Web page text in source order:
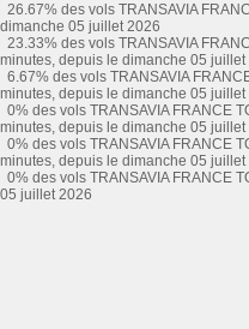
26.67% des vols TRANSAVIA
dimanche 05 juillet 2026
23.33% des vols TRANSAVIA
minutes, depuis le dimanche 05 juillet
6.67% des vols TRANSAVIA
minutes, depuis le dimanche 05 juillet
0% des vols TRANSAVIA FRANCE
minutes, depuis le dimanche 05 juillet
0% des vols TRANSAVIA FRANCE
minutes, depuis le dimanche 05 juillet
0% des vols TRANSAVIA FRANCE
05 juillet 2026